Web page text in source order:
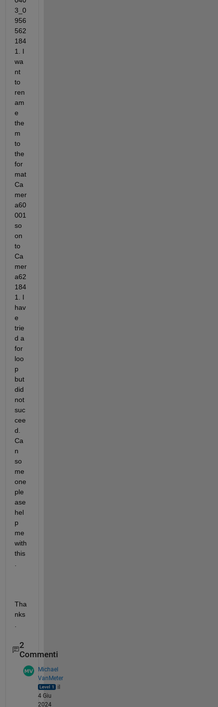
3_0
956
562
184
1. I
wa
nt
to
ren
am
e
the
m
to
the
for
mat
Ca
mer
a60
001
so
on
to
Ca
mer
a62
184
1. I
hav
e
trie
d a
for
loo
p
but
did
not
suc
cee
d.
Ca
n
so
me
one
ple
ase
hel
p
me
with
this
Tha
nks
2
Commenti
Michael
VanMeter
il
4 Giu
2024